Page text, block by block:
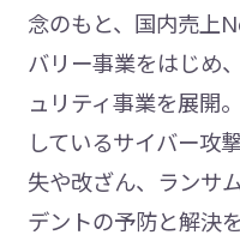
念のもと、国内売上
バリー事業をはじめ
ュリティ事業を展開
しているサイバー攻
失や改ざん、ランサ
デントの予防と解決